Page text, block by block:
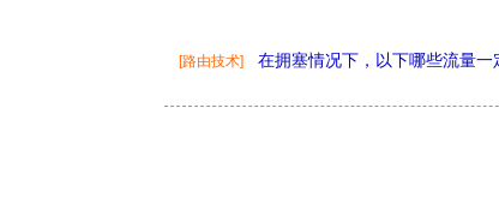
[路由技术] 在拥塞情况下，以下哪些流量一